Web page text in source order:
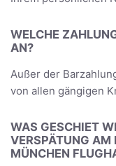
WELCHE
AN?
Außer der
von allen gängigen
WAS GESCHIET
VERSPÄTUNG AM
MÜNCHEN